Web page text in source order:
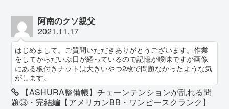
阿南のクソ親父
2021.11.17
はじめまして。ご質問いただきありがとうございます。作業
をしてからだいぶ日が経っているので記憶が曖昧ですが画像
にある板付きナットは大きいやつ2枚で問題なかったような気
がします。
【ASHURA整備帳】チェーンテンションが乱れる問
題③・完結編【アメリカンBB・ワンピースクランク】